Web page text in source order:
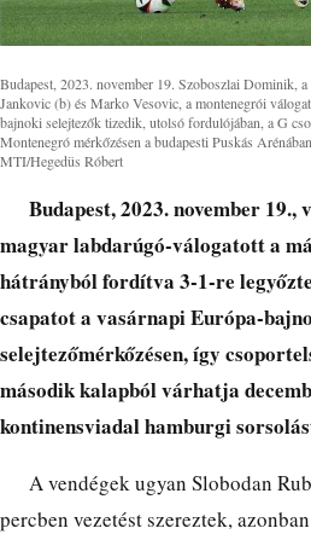
Budapest, 2023. november 19. Szoboszlai Dominik,
Jankovic (b) és Marko Vesovic, a montenegrói
bajnoki selejtezők tizedik, utolsó fordulójában, a G
Montenegró mérkőzésen a budapesti Puskás
MTI/Hegedüs Róbert
Budapest, 2023. november 19.,
magyar labdarúgó-válogatott a
hátrányból fordítva 3-1-re
csapatot a vasárnapi Európa-
selejtezőmérkőzésen, így
második kalapból várhatja
kontinensviadal hamburgi
A vendégek ugyan Slobodan
percben vezetést szereztek,